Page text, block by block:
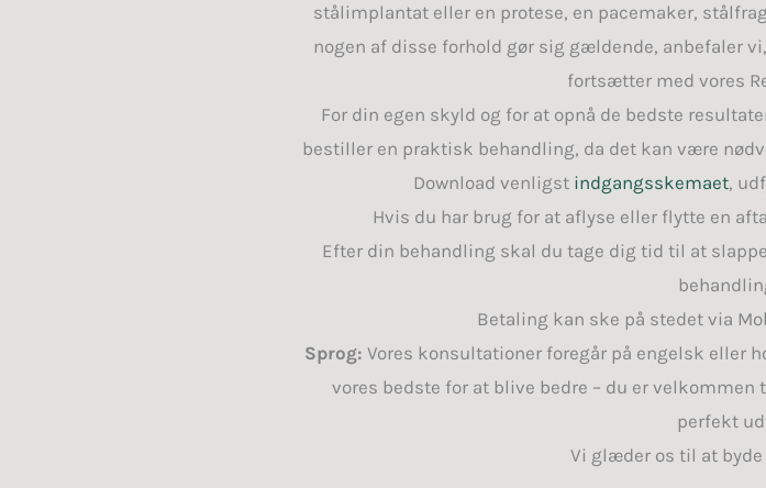
stålimplantat eller en protese, en pacemaker,
nogen af disse forhold gør sig gældende, anbefaler
fortsætter med vores
For din egen skyld og for at opnå de bedste
bestiller en praktisk behandling, da det kan være
Download venligst indgangsskemaet,
Hvis du har brug for at aflyse eller flytte en
Efter din behandling skal du tage dig tid til at
Betaling kan ske på stedet via
Sprog: Vores konsultationer foregår på engelsk eller
vores bedste for at blive bedre – du er
perfekt
Vi glæder os til at